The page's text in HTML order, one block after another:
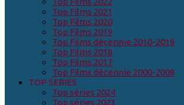
Top Films 2021
Top Films 2020
Top Films 2019
Top Films décennie 2010-2019
Top Films 2018
Top Films 2017
Top Films décennie 2000-2009
TOP SERIES
Top séries 2024
Top séries 2023